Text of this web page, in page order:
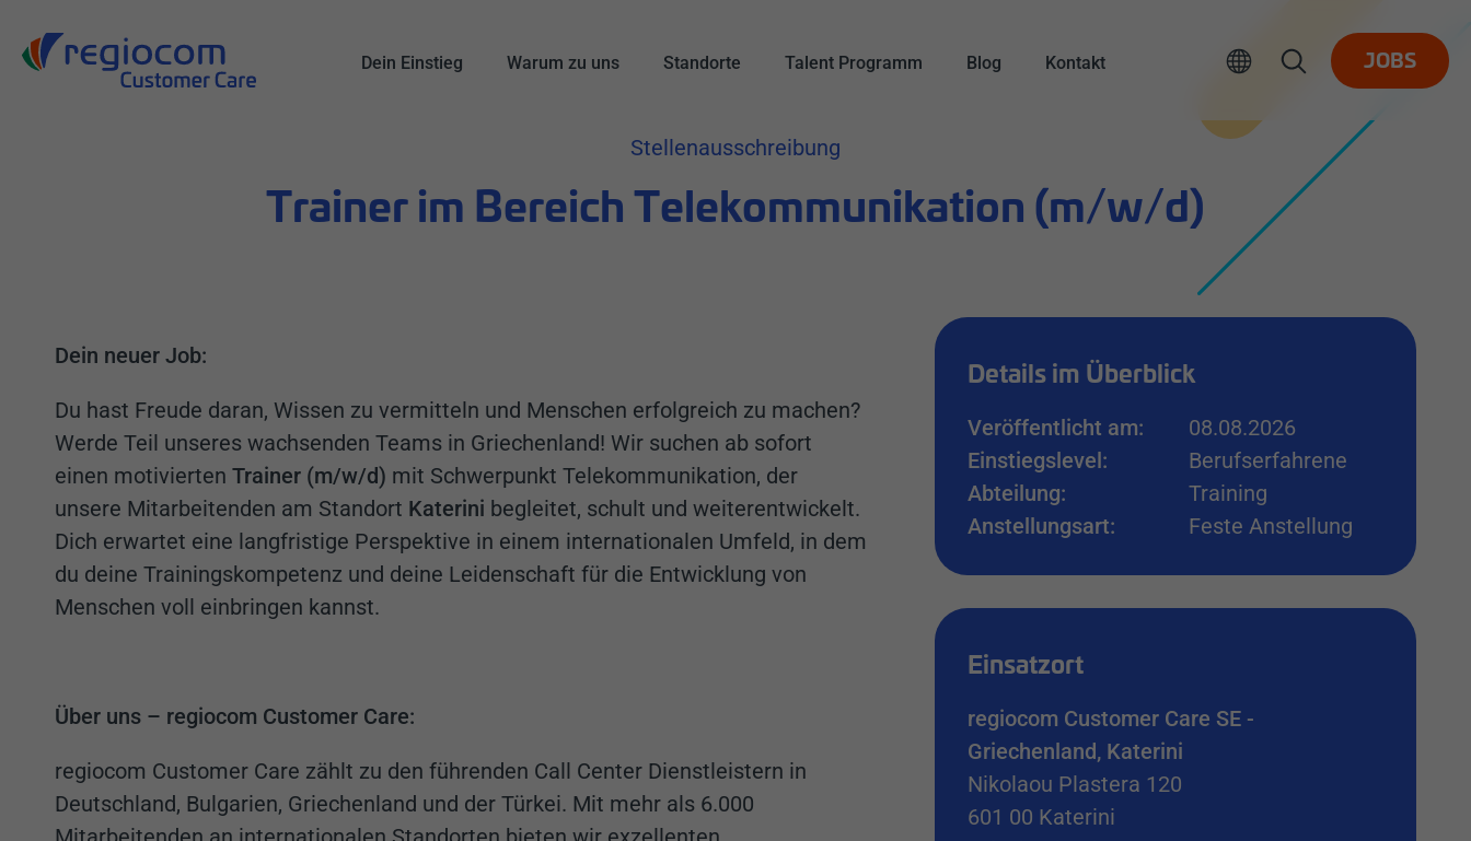
Dein Einstieg Warum zu uns Standorte Talent Programm Blog Kontakt
Suche JOBS
Stellenausschreibung
Trainer im Bereich Telekommunikation (m/w/d)
Dein neuer Job:
Du hast Freude daran, Wissen zu vermitteln und Menschen erfolgreich zu machen?
Werde Teil unseres wachsenden Teams in Griechenland! Wir suchen ab sofort
einen motivierten Trainer (m/w/d) mit Schwerpunkt Telekommunikation, der
unsere Mitarbeitenden am Standort Katerini begleitet, schult und weiterentwickelt.
Dich erwartet eine langfristige Perspektive in einem internationalen Umfeld, in dem
du deine Trainingskompetenz und deine Leidenschaft für die Entwicklung von
Menschen voll einbringen kannst.
Über uns – regiocom Customer Care:
regiocom Customer Care zählt zu den führenden Call Center Dienstleistern in
Deutschland, Bulgarien, Griechenland und der Türkei. Mit mehr als 6.000
Details im Überblick
Veröffentlicht am:
08.08.2026
Einstiegslevel:
Berufserfahrene
Abteilung:
Training
Anstellungsart:
Feste Anstellung
Einsatzort
regiocom Customer Care SE -
Griechenland, Katerini
Nikolaou Plastera 120
601 00 Katerini